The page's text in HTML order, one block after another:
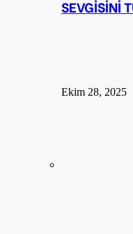
SEVGİSİNİ
Ekim 28, 2025